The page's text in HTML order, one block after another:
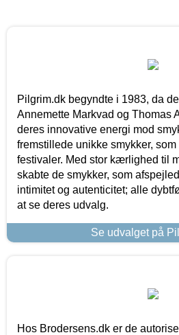
Pilgrim.dk begyndte i 1983, da
Annemette Markvad og Thomas
deres innovative energi mod
fremstillede unikke smykker,
festivaler. Med stor kærlighed til
skabte de smykker, som
intimitet og autenticitet; alle
at se deres udvalg.
Se udvalget på
Hos Brodersens.dk er de